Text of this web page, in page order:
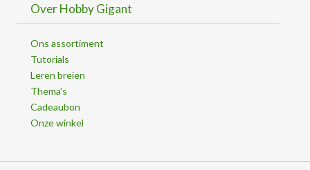
Over Hobby Gigant
Ons assortiment
Tutorials
Leren breien
Thema's
Cadeaubon
Onze winkel